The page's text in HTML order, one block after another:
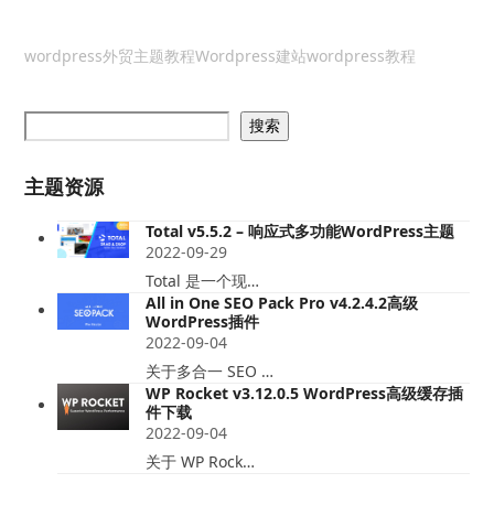
wordpress外贸主题教程Wordpress建站wordpress教程
搜索
主题资源
Total v5.5.2 – 响应式多功能WordPress主题
2022-09-29
Total 是一个现…
All in One SEO Pack Pro v4.2.4.2高级
WordPress插件
2022-09-04
关于多合一 SEO …
WP Rocket v3.12.0.5 WordPress高级缓存插
件下载
2022-09-04
关于 WP Rock…